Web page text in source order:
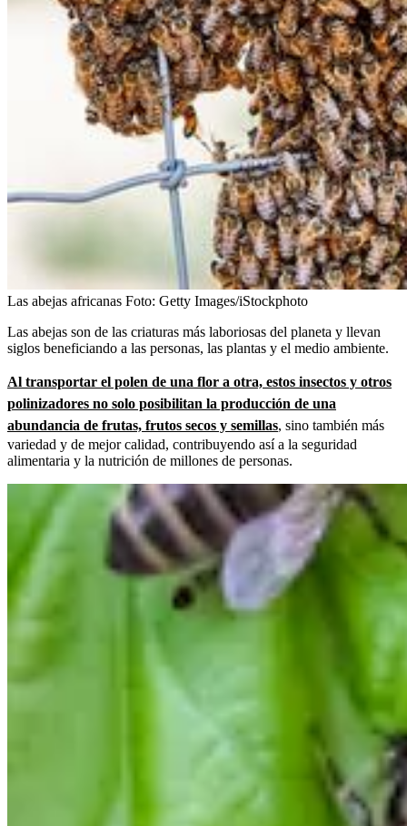
Las abejas africanas Foto: Getty Images/iStockphoto
Las abejas son de las criaturas más laboriosas del planeta y llevan
siglos beneficiando a las personas, las plantas y el medio ambiente.
Al transportar el polen de una flor a otra, estos insectos y otros
polinizadores no solo posibilitan la producción de una
abundancia de frutas, frutos secos y semillas, sino también más
variedad y de mejor calidad, contribuyendo así a la seguridad
alimentaria y la nutrición de millones de personas.